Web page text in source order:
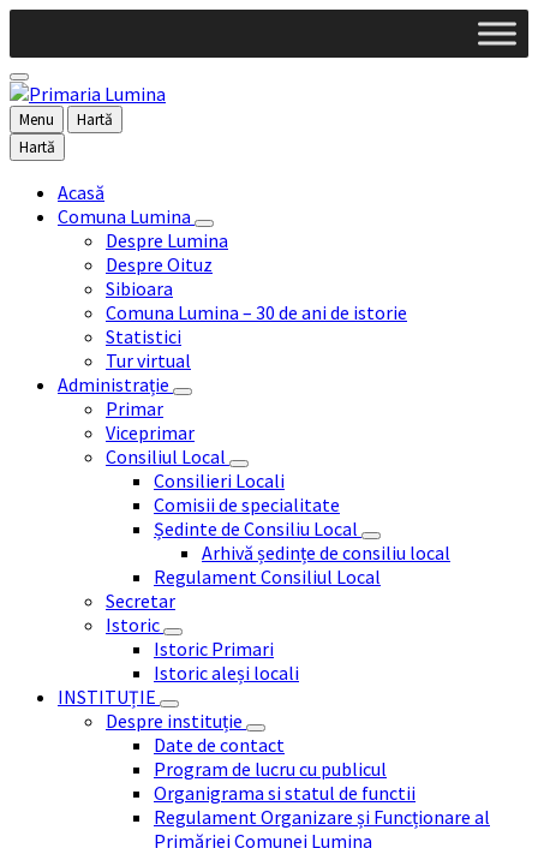
content
left
sidebar
footer
Menu
Hartă
Hartă
Acasă
Comuna Lumina
Despre Lumina
Despre Oituz
Sibioara
Comuna Lumina – 30 de ani de istorie
Statistici
Tur virtual
Administrație
Primar
Viceprimar
Consiliul Local
Consilieri Locali
Comisii de specialitate
Ședinte de Consiliu Local
Arhivă ședințe de consiliu local
Regulament Consiliul Local
Secretar
Istoric
Istoric Primari
Istoric aleși locali
INSTITUȚIE
Despre instituție
Date de contact
Program de lucru cu publicul
Organigrama si statul de functii
Regulament Organizare și Funcționare al
Primăriei Comunei Lumina